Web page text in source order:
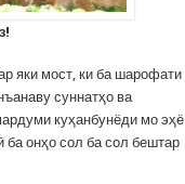
яки мост, ки ба шарофати
суннатҳо ва
куҳанбунёди мо эҳё
ба онҳо сол ба сол бештар